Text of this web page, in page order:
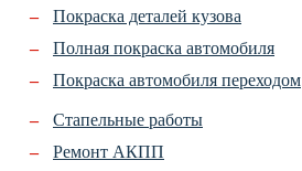
Покраска деталей кузова
Полная покраска автомобиля
Покраска автомобиля переходом
Стапельные работы
Ремонт АКПП